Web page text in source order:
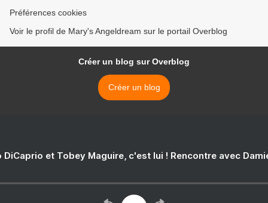
Préférences cookies
Voir le profil de Mary's Angeldream sur le portail Overblog
Créer un blog sur Overblog
Créer un blog
DiCaprio et Tobey Maguire, c'est lui ! Rencontre avec